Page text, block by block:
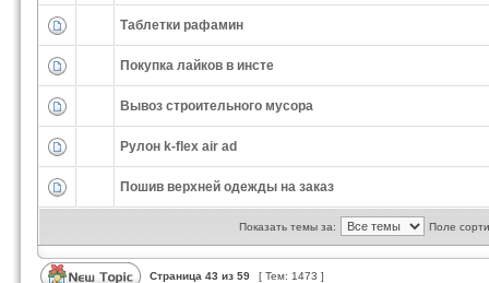
Таблетки рафамин
Покупка лайков в инсте
Вывоз строительного мусора
Рулон k-flex air ad
Пошив верхней одежды на заказ
Показать темы за: Поле
Страница 43 из 59 [ Тем: 1473 ]